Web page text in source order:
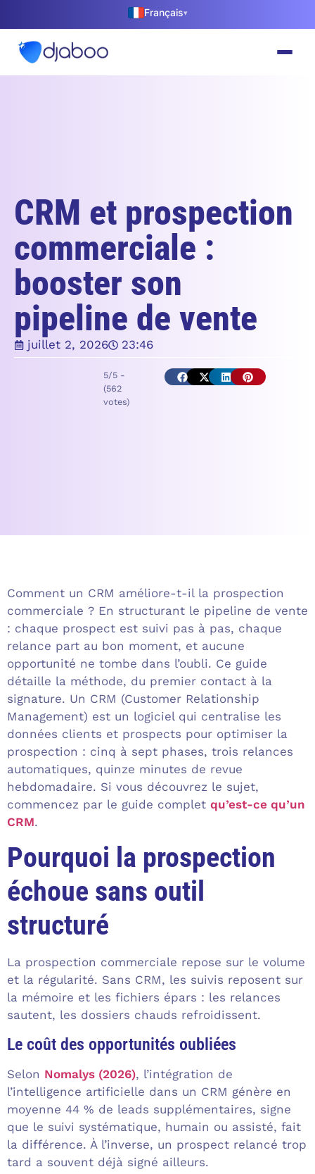
Français▾
CRM et prospection
commerciale :
booster son
pipeline de vente
juillet 2, 2026 23:46
5/5 -
(562
votes)
Comment un CRM améliore-t-il la prospection
commerciale ? En structurant le pipeline de vente
: chaque prospect est suivi pas à pas, chaque
relance part au bon moment, et aucune
opportunité ne tombe dans l’oubli. Ce guide
détaille la méthode, du premier contact à la
signature. Un CRM (Customer Relationship
Management) est un logiciel qui centralise les
données clients et prospects pour optimiser la
prospection : cinq à sept phases, trois relances
automatiques, quinze minutes de revue
hebdomadaire. Si vous découvrez le sujet,
commencez par le guide complet qu’est-ce qu’un
CRM.
Pourquoi la prospection
échoue sans outil
structuré
La prospection commerciale repose sur le volume
et la régularité. Sans CRM, les suivis reposent sur
la mémoire et les fichiers épars : les relances
sautent, les dossiers chauds refroidissent.
Le coût des opportunités oubliées
Selon Nomalys (2026), l’intégration de
l’intelligence artificielle dans un CRM génère en
moyenne 44 % de leads supplémentaires, signe
que le suivi systématique, humain ou assisté, fait
la différence. À l’inverse, un prospect relancé trop
tard a souvent déjà signé ailleurs.